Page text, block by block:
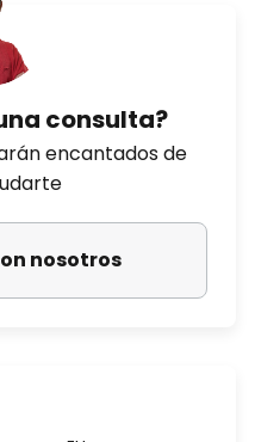
consulta?
encantados de
nosotros